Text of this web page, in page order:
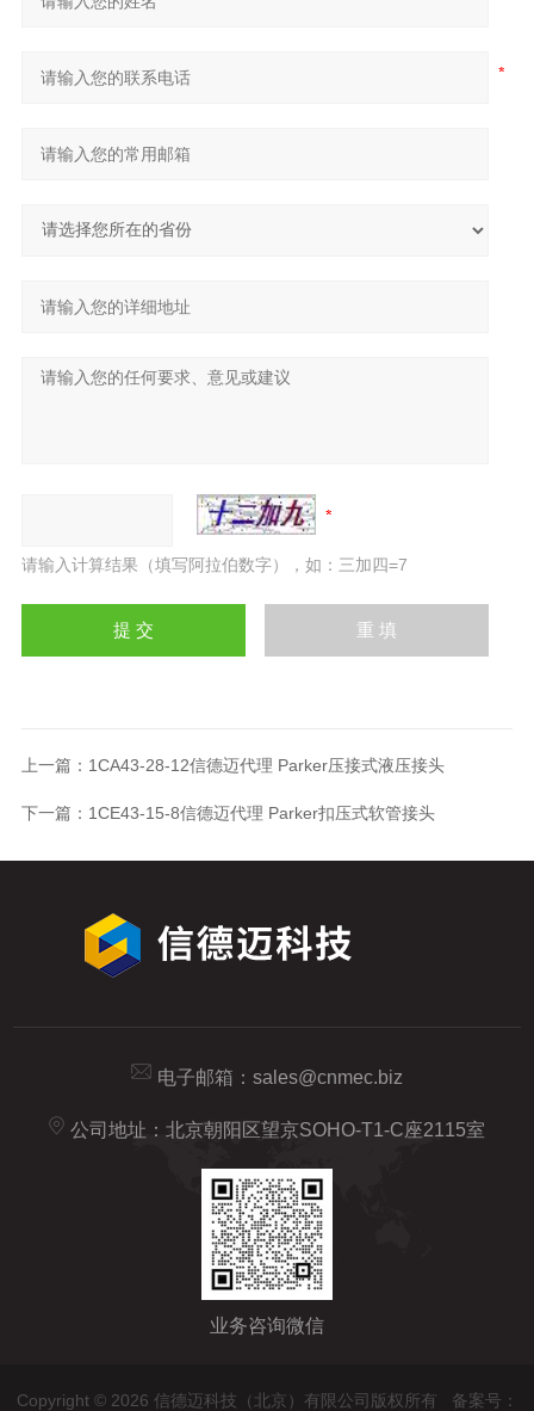
请输入计算结果（填写阿拉伯数字），如：三加四=7
上一篇： 1CA43-28-12信德迈代理 Parker压接式液压接头
下一篇： 1CE43-15-8信德迈代理 Parker扣压式软管接头
电子邮箱： sales@cnmec.biz
公司地址：北京朝阳区望京SOHO-T1-C座2115室
业务咨询微信
Copyright © 2026 信德迈科技（北京）有限公司版权所有 备案号：